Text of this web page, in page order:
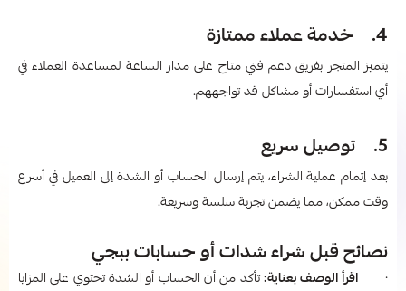
4. خدمة عملاء ممتازة
يتميز المتجر بفريق دعم فني متاح على مدار الساعة لمساعدة العملاء في
أي استفسارات أو مشاكل قد تواجههم.
5. توصيل سريع
بعد إتمام عملية الشراء، يتم إرسال الحساب أو الشدة إلى العميل في أسرع
وقت ممكن، مما يضمن تجربة سلسة وسريعة.
نصائح قبل شراء شدات أو حسابات ببجي
·اقرأ الوصف بعناية:تأكد من أن الحساب أو الشدة تحتوي على المزايا